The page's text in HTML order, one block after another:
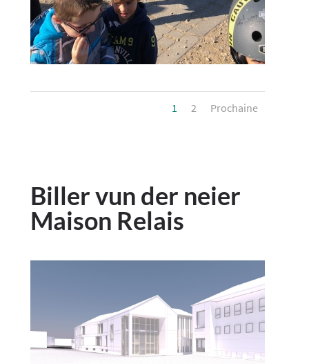
1 2 Prochaine
Biller vun der neier
Maison Relais